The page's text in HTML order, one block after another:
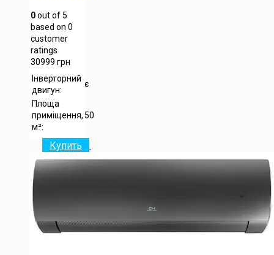
0out of5
based on 0
customer
ratings
30999 грн
Інверторний
двигун:
є
Площа
приміщення,
м²:
50
Купить